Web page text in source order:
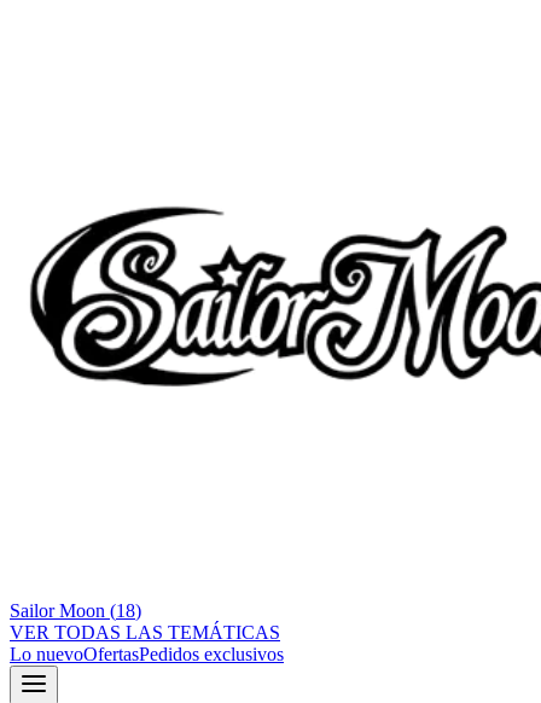
Sailor Moon (18)
VER TODAS LAS TEMÁTICAS
Lo nuevoOfertasPedidos exclusivos